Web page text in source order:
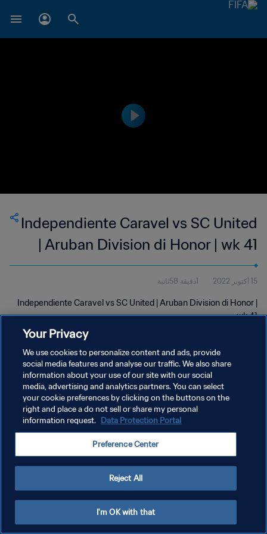
Independiente Caravel vs SC United
| Aruban Division di Honor | wk 41
15 أكتوبر 2022 1دقيقة 58ثانية
Independiente Caravel vs SC United | Aruban Division di Honor |
wk 41
سياسة الخصوصية
إدارة تفضيلات ملفات تعريف الارتباط
Your Privacy
We use cookies to personalize content and ads, provide
social media features and analyse our traffic. We also share
information about your use of our site with our social
media, advertising and analytics partners. You can select
your cookie preferences by clicking on the buttons on the
right and place a do not sell or share my personal
information request. Data Protection Portal
Preference Center
Reject All
I'm OK with that